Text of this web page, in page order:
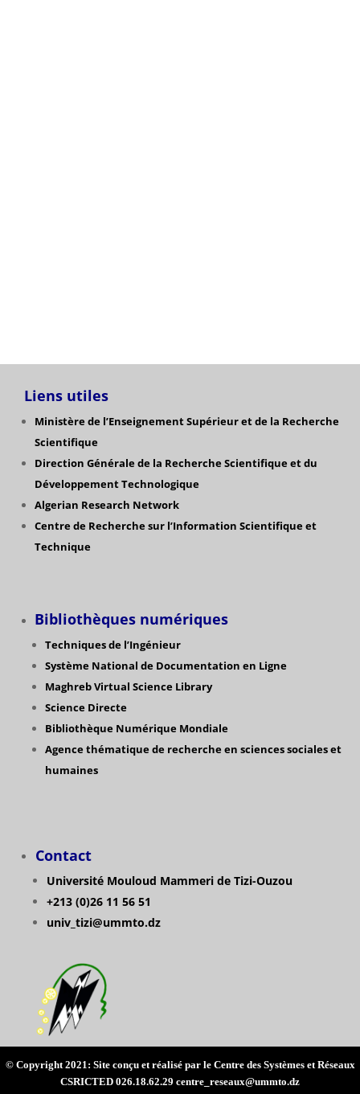
Liens utiles
Ministère de l’Enseignement Supérieur et de la Recherche
Scientifique
Direction Générale de la Recherche Scientifiqueet du
Développement Technologique
Algerian Research Network
Centre de Recherche sur l’Information Scientifique et
Technique
Bibliothèques numériques
Techniques de l’Ingénieur
Système National de Documentation en Ligne
Maghreb Virtual Science Library
Science Directe
Bibliothèque Numérique Mondiale
Agence thématique de recherche en sciences sociales et
humaines
Contact
Université Mouloud Mammeri de Tizi-Ouzou
+213 (0)26 11 56 51
univ_tizi@ummto.dz
© Copyright 2021: Site conçu et réalisé par le Centre des Systèmes et Réseaux
CSRICTED 026.18.62.29 centre_reseaux@ummto.dz